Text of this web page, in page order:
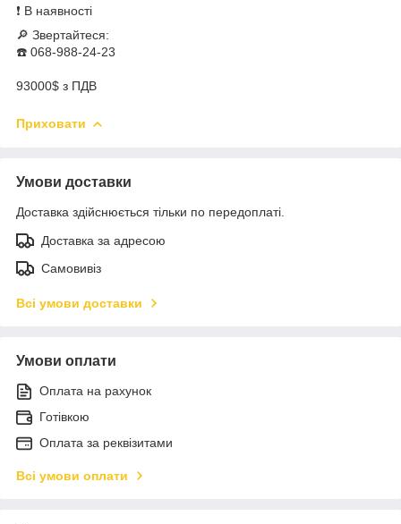
❗️ В наявності
🔎 Звертайтеся:
☎️ 068-988-24-23
93000$ з ПДВ
Приховати
Умови доставки
Доставка здійснюється тільки по передоплаті.
Доставка за адресою
Самовивіз
Всі умови доставки
Умови оплати
Оплата на рахунок
Готівкою
Оплата за реквізитами
Всі умови оплати